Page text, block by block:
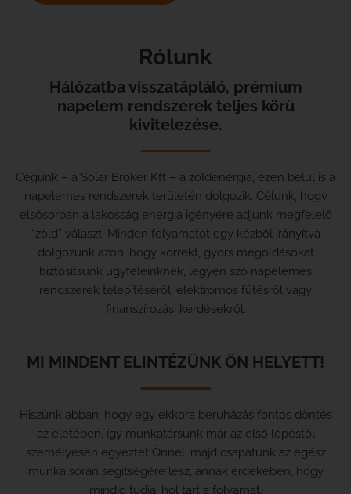
Rólunk
Hálózatba visszatápláló, prémium
napelem rendszerek teljes körű
kivitelezése.
Cégünk – a Solar Broker Kft – a zöldenergia, ezen belül is a
napelemes rendszerek területén dolgozik. Célunk, hogy
elsősorban a lakosság energia igényére adjunk megfelelő
“zöld” választ. Minden folyamatot egy kézből irányítva
dolgozunk azon, hogy korrekt, gyors megoldásokat
biztosítsunk ügyfeleinknek, legyen szó napelemes
rendszerek telepítéséről, elektromos fűtésről vagy
finanszírozási kérdésekről.
MI MINDENT ELINTÉZÜNK ÖN HELYETT!
Hiszünk abban, hogy egy ekkora beruházás fontos döntés
az életében, így munkatársunk már az első lépéstől
személyesen egyeztet Önnel, majd csapatunk az egész
munka során segítségére lesz, annak érdekében, hogy
mindig tudja, hol tart a folyamat.